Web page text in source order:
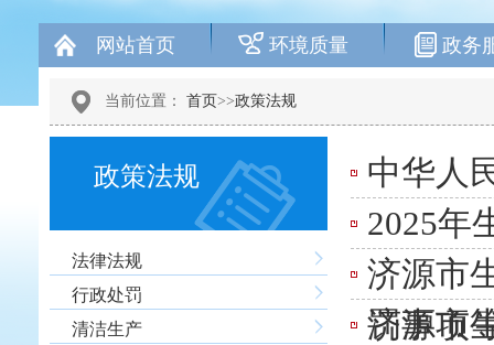
网站首页 环境质量 政务
当前位置： 首页>>政策法规
政策法规
法律法规
行政处罚
清洁生产
中华人
2025年
济源市
罚事项
济源市